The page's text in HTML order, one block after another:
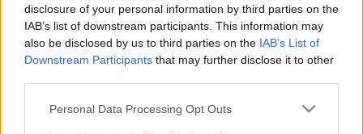
disclosure of your personal information by third parties on the
IAB’s list of downstream participants. This information may
also be disclosed by us to third parties on the IAB’s List of
Downstream Participants that may further disclose it to other
Please note that this website/app uses one or more Google
Personal Data Processing Opt Outs
Napi Hangulat - Bézsbe borulnék
*Bianka*• 2010. szeptember 07.
Legszívesebben így indulnék ma reggel
dolgozni... 1. Blézer Topshop 135 dollár2.